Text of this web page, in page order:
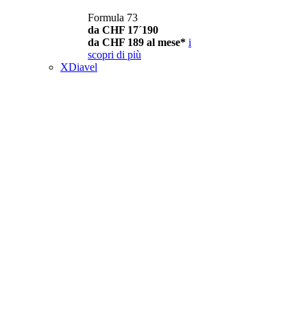
Formula 73
da CHF 17´190
da CHF 189 al mese* i
scopri di più
XDiavel